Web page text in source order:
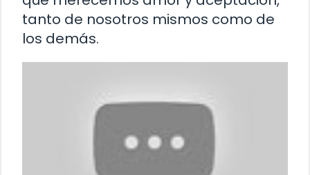
tanto de nosotros mismos como de
los demás.